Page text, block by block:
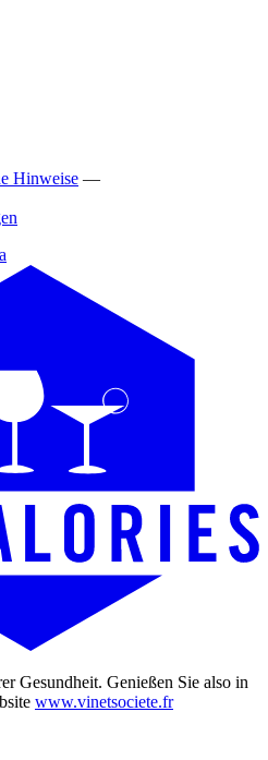
Hinweise —
Gesundheit. Genießen Sie also in
www.vinetsociete.fr